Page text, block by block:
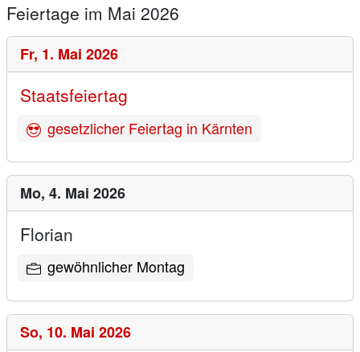
Feiertage im Mai 2026
Fr, 1. Mai 2026
Staatsfeiertag
gesetzlicher Feiertag in Kärnten
Mo, 4. Mai 2026
Florian
gewöhnlicher Montag
So, 10. Mai 2026